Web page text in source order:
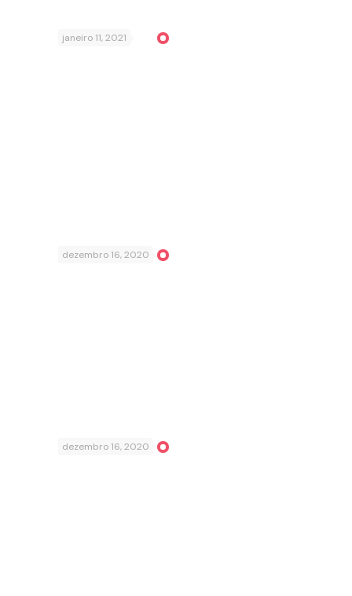
janeiro 11, 2021
dezembro 16, 2020
dezembro 16, 2020